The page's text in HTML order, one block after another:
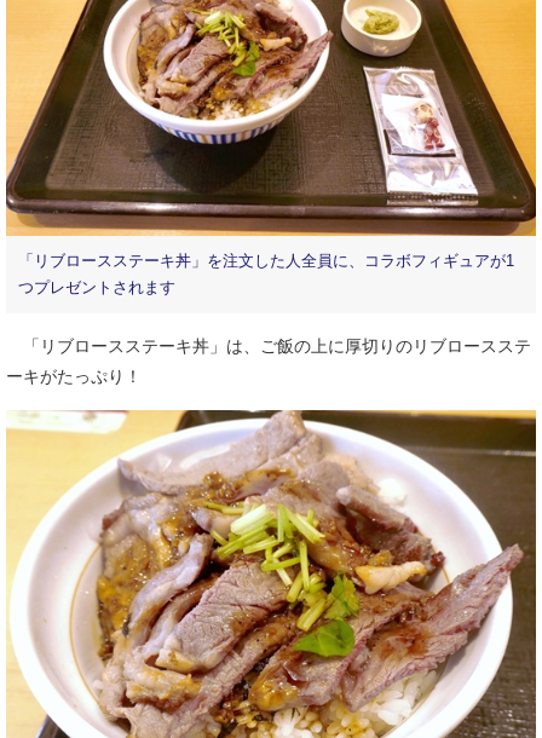
「リブロースステーキ丼」を注文した人全員に、コラボフィギュアが1
つプレゼントされます
「リブロースステーキ丼」は、ご飯の上に厚切りのリブロースステ
ーキがたっぷり！